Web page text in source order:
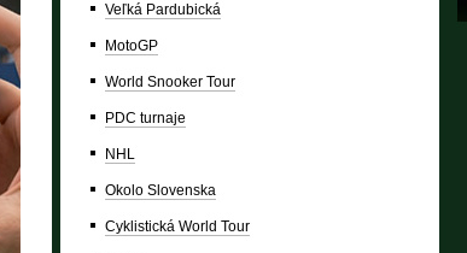
Veľká Pardubická
MotoGP
World Snooker Tour
PDC turnaje
NHL
Okolo Slovenska
Cyklistická World Tour